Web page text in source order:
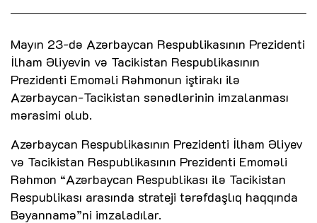
Mayın 23-də Azərbaycan Respublikasının Prezidenti
İlham Əliyevin və Tacikistan Respublikasının
Prezidenti Emoməli Rəhmonun iştirakı ilə
Azərbaycan-Tacikistan sənədlərinin imzalanması
mərasimi olub.
Azərbaycan Respublikasının Prezidenti İlham Əliyev
və Tacikistan Respublikasının Prezidenti Emoməli
Rəhmon “Azərbaycan Respublikası ilə Tacikistan
Respublikası arasında strateji tərəfdaşlıq haqqında
Bəyannamə”ni imzaladılar.